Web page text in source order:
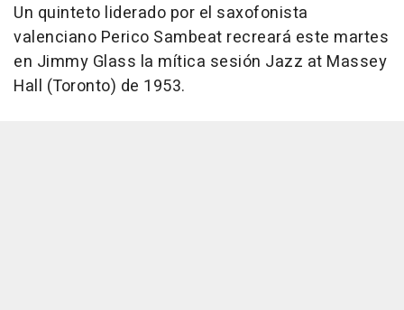
Un quinteto liderado por el saxofonista
valenciano Perico Sambeat recreará este martes
en Jimmy Glass la mítica sesión Jazz at Massey
Hall (Toronto) de 1953.